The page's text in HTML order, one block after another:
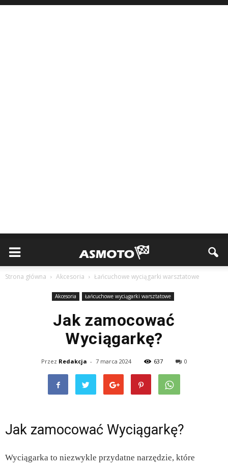
Strona główna Akcesoria Łańcuchowe wyciągarki warsztatowe
Akcesoria Łańcuchowe wyciągarki warsztatowe
Jak zamocować
Wyciągarkę?
Przez Redakcja - 7 marca 2024 637 0
Jak zamocować Wyciągarkę?
Wyciągarka to niezwykle przydatne narzędzie, które